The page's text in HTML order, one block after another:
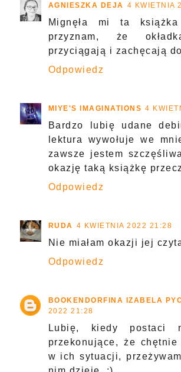
AGNIESZKA DEJA 4 KWIETNIA
Mignęła mi ta
przyznam, że
przyciągają i zachęcają
Odpowiedz
MIYE'S IMAGINATIONS 4
Bardzo lubię udane
lektura wywołuje we
zawsze jestem
okazję taką książkę
Odpowiedz
RUDA 4 KWIETNIA 2022 21:28
Nie miałam okazji jej
Odpowiedz
BOOKENDORFINA IZABELA
2022 21:28
Lubię, kiedy postaci
przekonujące, że
w ich sytuacji,